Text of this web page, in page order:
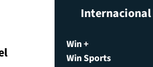
Win +
Win Sports